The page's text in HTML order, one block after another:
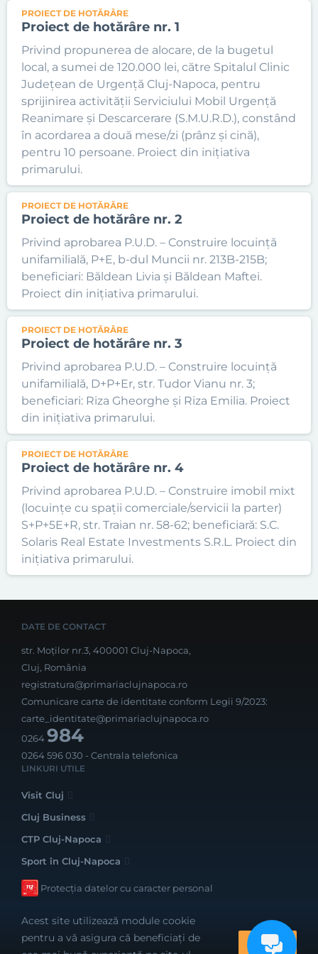
PROIECT DE HOTĂRÂRE
Proiect de hotărâre nr. 1
Privind propunerea de alocare, de la bugetul
local, a sumei de 120.000 lei, către Spitalul Clinic
Județean de Urgență Cluj-Napoca, pentru
sprijinirea activității Serviciului Mobil Urgență
Reanimare și Descarcerare (S.M.U.R.D.), constând
în acordarea a două mese/zi (prânz și cină),
pentru 10 persoane. Proiect din inițiativa
primarului.
PROIECT DE HOTĂRÂRE
Proiect de hotărâre nr. 2
Privind aprobarea P.U.D. – Construire locuință
unifamilială, P+E, b-dul Muncii nr. 213B-215B;
beneficiari: Băldean Livia și Băldean Maftei.
Proiect din inițiativa primarului.
PROIECT DE HOTĂRÂRE
Proiect de hotărâre nr. 3
Privind aprobarea P.U.D. – Construire locuință
unifamilială, D+P+Er, str. Tudor Vianu nr. 3;
beneficiari: Riza Gheorghe și Riza Emilia. Proiect
din inițiativa primarului.
PROIECT DE HOTĂRÂRE
Proiect de hotărâre nr. 4
Privind aprobarea P.U.D. – Construire imobil mixt
(locuințe cu spații comerciale/servicii la parter)
S+P+5E+R, str. Traian nr. 58-62; beneficiară: S.C.
Solaris Real Estate Investments S.R.L. Proiect din
inițiativa primarului.
DATE DE CONTACT
str. Moților nr.3, 400001 Cluj-Napoca,
Cluj, România
registratura@primariaclujnapoca.ro
Comunicare carte de identitate conform Legii 9/2023:
carte_identitate@primariaclujnapoca.ro
0264984
0264 596 030 - Centrala telefonica
LINKURI UTILE
Visit Cluj
Cluj Business
CTP Cluj-Napoca
Sport în Cluj-Napoca
Protecția datelor cu caracter personal
Acest site utilizează module cookie
pentru a vă asigura că beneficiați de
OK